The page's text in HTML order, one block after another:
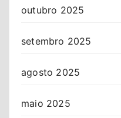
outubro 2025
setembro 2025
agosto 2025
maio 2025